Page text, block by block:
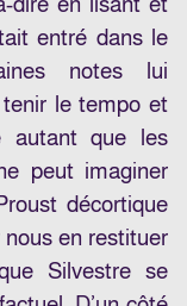
entré dans le
notes lui
tenir le tempo et
autant que les
peut imaginer
décortique
nous en restituer
Silvestre se